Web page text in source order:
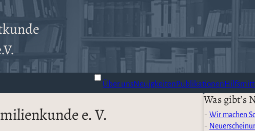
Über unsNeuigkeitenPublikationen
e. V.
Was gibt’s
Wir machen